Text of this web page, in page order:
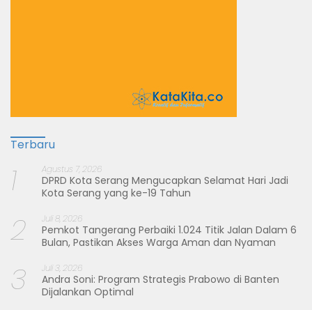
Terbaru
1 Agustus 7, 2026
DPRD Kota Serang Mengucapkan Selamat Hari Jadi
Kota Serang yang ke-19 Tahun
2 Juli 8, 2026
Pemkot Tangerang Perbaiki 1.024 Titik Jalan Dalam 6
Bulan, Pastikan Akses Warga Aman dan Nyaman
3 Juli 3, 2026
Andra Soni: Program Strategis Prabowo di Banten
Dijalankan Optimal